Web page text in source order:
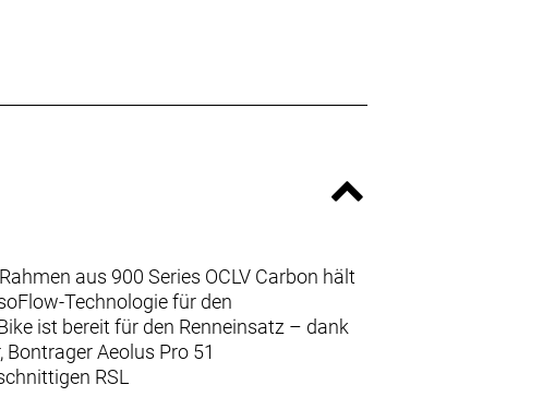
aus 900 Series OCLV Carbon hält
Technologie für den
ist bereit für den Renneinsatz – dank
Aeolus Pro 51
RSL